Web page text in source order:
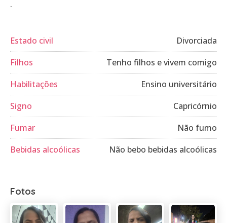
.
Estado civil
Divorciada
Filhos
Tenho filhos e vivem comigo
Habilitações
Ensino universitário
Signo
Capricórnio
Fumar
Não fumo
Bebidas alcoólicas
Não bebo bebidas alcoólicas
Fotos